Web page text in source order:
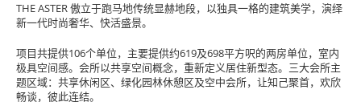
THE ASTER 傲立于跑马地传统显赫地段，以独具一格的建筑美学，演绎
新一代时尚奢华、快活盛景。
项目共提供106个单位，主要提供约619及698平方呎的两房单位，室内
极具空间感。会所以共享空间概念，重新定义居住新型态。三大会所主
题区域：共享休闲区、绿化园林休憩区及空中会所，让知己聚首，欢欣
畅谈，彼此连结。